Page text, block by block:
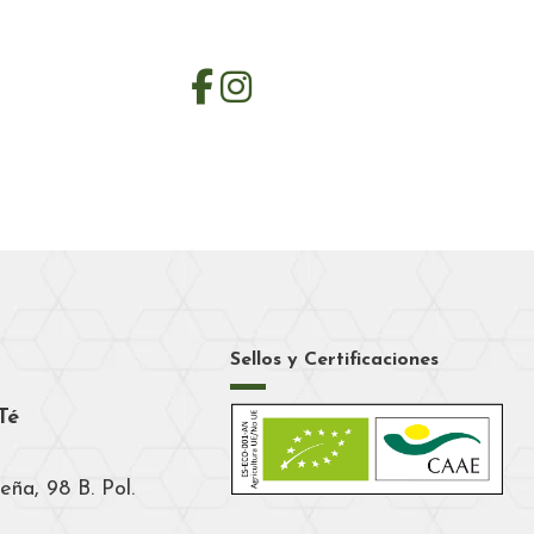
98 B. Pol.
Sellos y Certificaciones